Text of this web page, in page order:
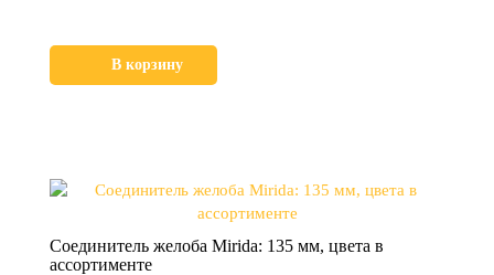
В корзину
Соединитель желоба Mirida: 135 мм, цвета в
ассортименте